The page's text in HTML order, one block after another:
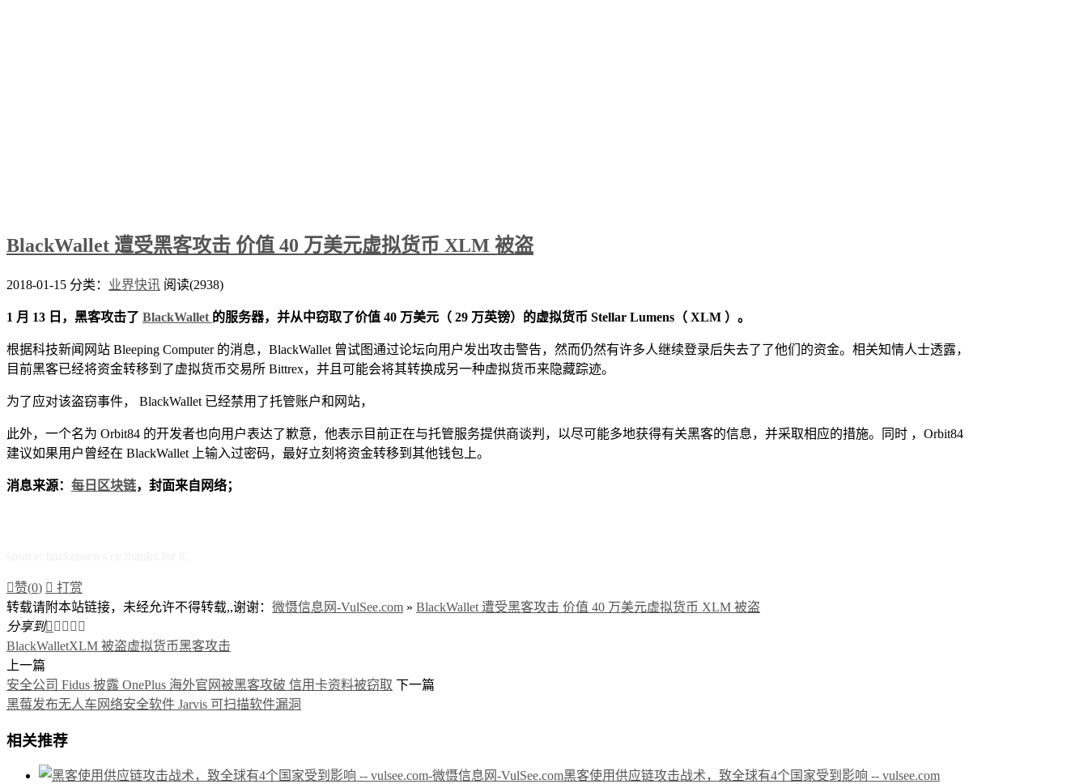
BlackWallet 遭受黑客攻击 价值 40 万美元虚拟货币 XLM 被盗
2018-01-15 分类： 业界快讯 阅读(2938)
1 月 13 日，黑客攻击了 BlackWallet 的服务器，并从中窃取了价值 40 万美元（ 29 万英镑）的虚拟货币 Stellar Lumens（ XLM ）。
根据科技新闻网站 Bleeping Computer 的消息，BlackWallet 曾试图通过论坛向用户发出攻击警告，然而仍然有许多人继续登录后失去了了他们的资金。相关知情人士透露，
目前黑客已经将资金转移到了虚拟货币交易所 Bittrex，并且可能会将其转换成另一种虚拟货币来隐藏踪迹。
为了应对该盗窃事件， BlackWallet 已经禁用了托管账户和网站，
此外，一个名为 Orbit84 的开发者也向用户表达了歉意，他表示目前正在与托管服务提供商谈判，以尽可能多地获得有关黑客的信息，并采取相应的措施。同时 ，Orbit84
建议如果用户曾经在 BlackWallet 上输入过密码，最好立刻将资金转移到其他钱包上。
消息来源： 每日区块链，封面来自网络；
赞(0)  打赏
转载请附本站链接，未经允许不得转载,,谢谢： 微慑信息网-VulSee.com » BlackWallet 遭受黑客攻击 价值 40 万美元虚拟货币 XLM 被盗
分享到    
BlackWalletXLM 被盗虚拟货币黑客攻击
上一篇
安全公司 Fidus 披露 OnePlus 海外官网被黑客攻破 信用卡资料被窃取 下一篇
黑莓发布无人车网络安全软件 Jarvis 可扫描软件漏洞
相关推荐
黑客使用供应链攻击战术，致全球有4个国家受到影响 -- vulsee.com